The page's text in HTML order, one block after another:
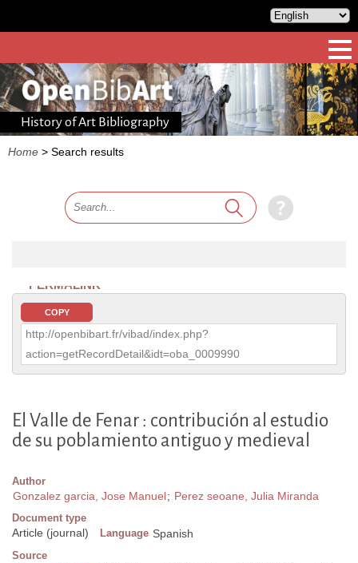
History of Art Bibliography
Home > Search results
PERMALINK
COPY
http://openbibart.fr/vibad/index.php?
action=getRecordDetail&idt=oba_0009990
El Valle de Fenar : contribución al estudio
de su poblamiento antiguo y medieval
Author
Gonzalez garcia, Jose Manuel; Perez seoane, Julia Miranda
Document type
Article (journal) Language Spanish
Source